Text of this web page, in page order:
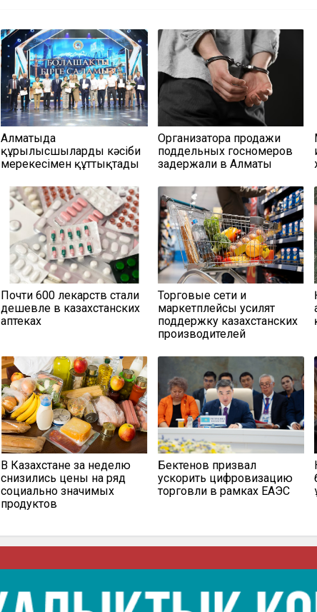
Алматыда
құрылысшыларды кәсіби
мерекесімен құттықтады
Организатора продажи
поддельных госномеров
задержали в Алматы
Почти 600 лекарств стали
дешевле в казахстанских
аптеках
Торговые сети и
маркетплейсы усилят
поддержку казахстанских
производителей
В Казахстане за неделю
снизились цены на ряд
социально значимых
продуктов
Бектенов призвал
ускорить цифровизацию
торговли в рамках ЕАЭС